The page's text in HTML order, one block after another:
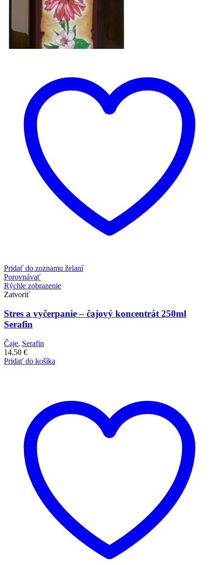
Pridať do zoznamu želaní
Porovnávať
Rýchle zobrazenie
Zatvoriť
Stres a vyčerpanie – čajový koncentrát 250ml
Serafin
Čaje, Serafin
14,50 €
Pridať do košíka